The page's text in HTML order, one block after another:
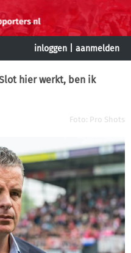
inloggen aanmelden
hier werkt, ben ik
Foto: Pro Shots